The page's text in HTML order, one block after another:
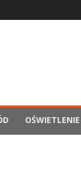
OŚWIETLENIE